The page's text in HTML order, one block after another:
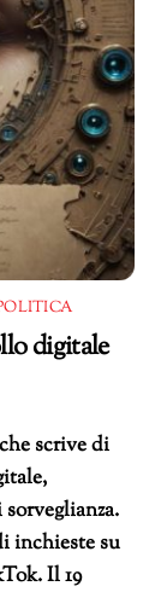
digitale
scrive di
inchieste su
Il 19